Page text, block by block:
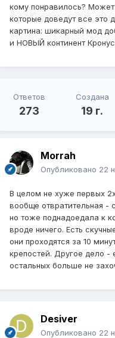
кому понравилось?
которые доведут все это
картина: шикарный мод
и НОВЫЙ континент
Ответов
273
Создана
19 г.
Morrah
Опубликовано 22
В целом не хуже первых
вообще отвратительная -
но тоже поднадоедала к
вроде ничего. Есть
они проходятся за 10
крепостей. Другое дело -
остальных больше не
Desiver
Опубликовано 22